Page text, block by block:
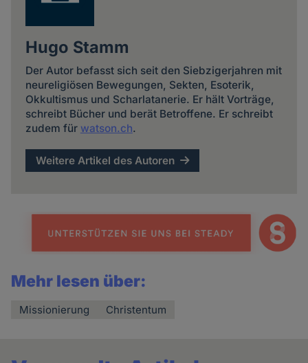
Hugo Stamm
Der Autor befasst sich seit den Siebzigerjahren mit
neureligiösen Bewegungen, Sekten, Esoterik,
Okkultismus und Scharlatanerie. Er hält Vorträge,
schreibt Bücher und berät Betroffene. Er schreibt
zudem für watson.ch.
Weitere Artikel des Autoren
Mehr lesen über:
Missionierung Christentum